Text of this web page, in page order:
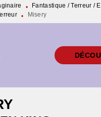
• Fantastique / Terreur /
• Misery